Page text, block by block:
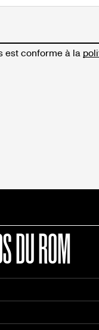
est conforme à la
DU ROM